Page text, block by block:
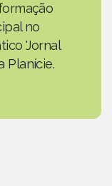
no
'Jornal
Planície.